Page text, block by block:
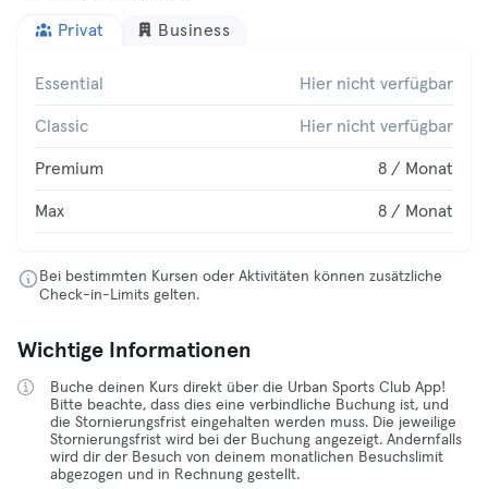
Privat Business
Essential Hier nicht verfügbar
Classic Hier nicht verfügbar
Premium 8 / Monat
Max 8 / Monat
Bei bestimmten Kursen oder Aktivitäten können zusätzliche
Check-in-Limits gelten.
Wichtige Informationen
Buche deinen Kurs direkt über die Urban Sports Club App!
Bitte beachte, dass dies eine verbindliche Buchung ist, und
die Stornierungsfrist eingehalten werden muss. Die jeweilige
Stornierungsfrist wird bei der Buchung angezeigt. Andernfalls
wird dir der Besuch von deinem monatlichen Besuchslimit
abgezogen und in Rechnung gestellt.